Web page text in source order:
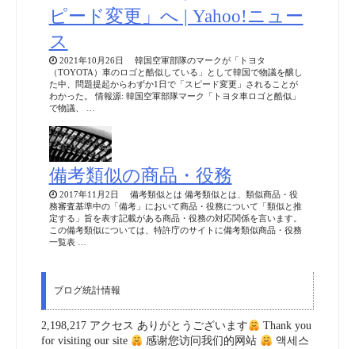
ピード変更」へ | Yahoo!ニュー
ス
2021年10月26日 韓国空軍部隊のマークが「トヨタ
（TOYOTA）車のロゴと酷似している」として韓国で物議を醸し
た中、問題提起からわずか1日で「スピード変更」されることが
わかった。 情報源: 韓国空軍部隊マーク「トヨタ車ロゴと酷似」
で物議、 …
備考類似の商品・役務
2017年11月2日 備考類似とは 備考類似とは、類似商品・役
務審査基準中の「備考」において商品・役務について「類似と推
定する」旨を表す記載がある商品・役務の対応関係を言います。
この備考類似については、特許庁のサイトに備考類似商品・役務
一覧表 …
ブログ統計情報
2,198,217 アクセス ありがとうございます
Thank you
for visiting our site
感谢您访问我们的网站
액세스